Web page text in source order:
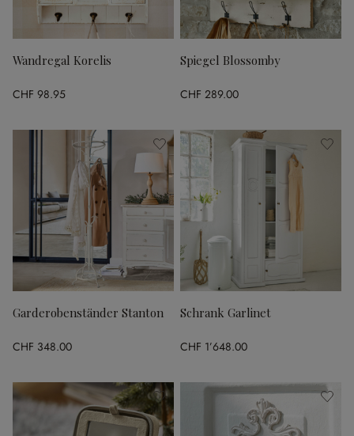
Wandregal Korelis
CHF 98.95
Spiegel Blossomby
CHF 289.00
Garderobenständer Stanton
CHF 348.00
Schrank Garlinet
CHF 1’648.00